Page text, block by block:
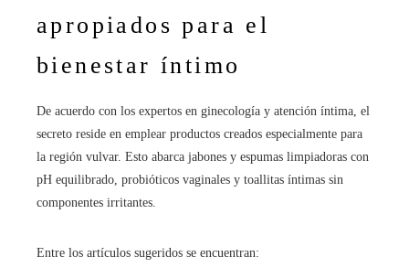
apropiados para el
bienestar íntimo
De acuerdo con los expertos en ginecología y atención íntima, el
secreto reside en emplear productos creados especialmente para
la región vulvar. Esto abarca jabones y espumas limpiadoras con
pH equilibrado, probióticos vaginales y toallitas íntimas sin
componentes irritantes.
Entre los artículos sugeridos se encuentran: